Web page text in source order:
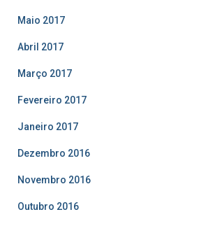
Maio 2017
Abril 2017
Março 2017
Fevereiro 2017
Janeiro 2017
Dezembro 2016
Novembro 2016
Outubro 2016